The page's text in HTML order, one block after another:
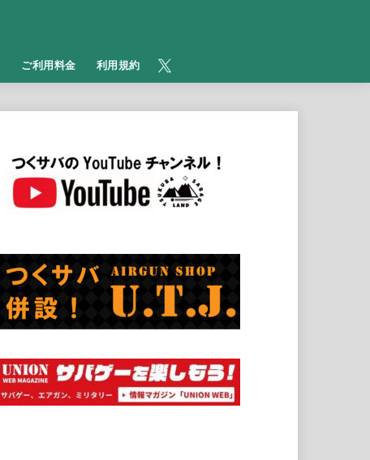
​ご利用料金 利用規約